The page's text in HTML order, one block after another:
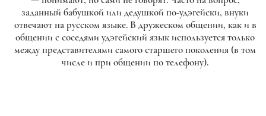
заданный бабушкой или дедушкой по-удэгейски, внуки
отвечают на русском языке. В дружеском общении, как и в
общении с соседями удэгейский язык используется только
между представителями самого старшего поколения (в том
числе и при общении по телефону).